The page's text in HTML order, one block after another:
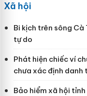
Xã hội
Bi kịch trên sông
tự do
Phát hiện chiếc ví
chưa xác định danh
Bảo hiểm xã hội